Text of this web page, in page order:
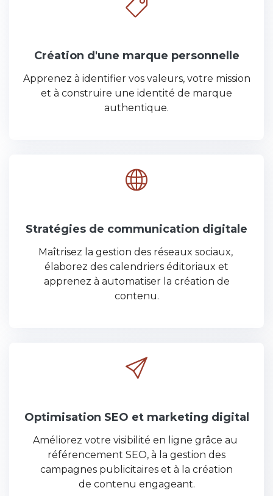
Création d'une marque personnelle
Apprenez à identifier vos valeurs, votre mission
et à construire une identité de marque
authentique.
Stratégies de communication digitale
Maîtrisez la gestion des réseaux sociaux,
élaborez des calendriers éditoriaux et
apprenez à automatiser la création de
contenu.
Optimisation SEO et marketing digital
Améliorez votre visibilité en ligne grâce au
référencement SEO, à la gestion des
campagnes publicitaires et à la création
de contenu engageant.